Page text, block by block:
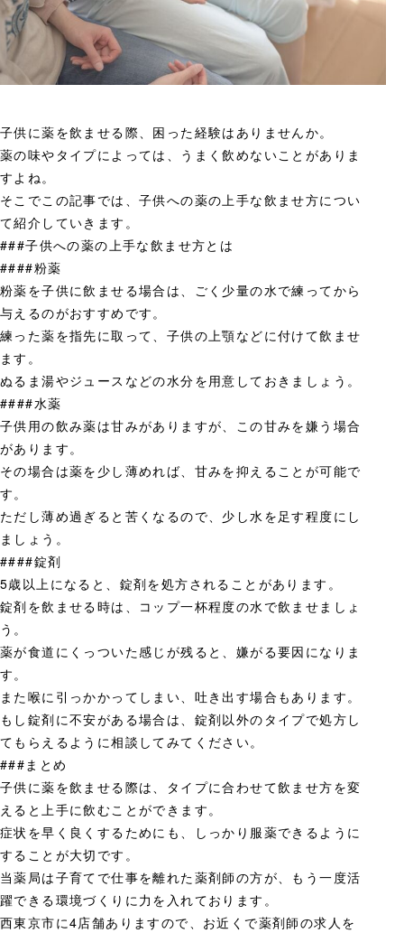
子供に薬を飲ませる際、困った経験はありませんか。
薬の味やタイプによっては、うまく飲めないことがありま
すよね。
そこでこの記事では、子供への薬の上手な飲ませ方につい
て紹介していきます。
###子供への薬の上手な飲ませ方とは
####粉薬
粉薬を子供に飲ませる場合は、ごく少量の水で練ってから
与えるのがおすすめです。
練った薬を指先に取って、子供の上顎などに付けて飲ませ
ます。
ぬるま湯やジュースなどの水分を用意しておきましょう。
####水薬
子供用の飲み薬は甘みがありますが、この甘みを嫌う場合
があります。
その場合は薬を少し薄めれば、甘みを抑えることが可能で
す。
ただし薄め過ぎると苦くなるので、少し水を足す程度にし
ましょう。
####錠剤
5歳以上になると、錠剤を処方されることがあります。
錠剤を飲ませる時は、コップ一杯程度の水で飲ませましょ
う。
薬が食道にくっついた感じが残ると、嫌がる要因になりま
す。
また喉に引っかかってしまい、吐き出す場合もあります。
もし錠剤に不安がある場合は、錠剤以外のタイプで処方し
てもらえるように相談してみてください。
###まとめ
子供に薬を飲ませる際は、タイプに合わせて飲ませ方を変
えると上手に飲むことができます。
症状を早く良くするためにも、しっかり服薬できるように
することが大切です。
当薬局は子育てで仕事を離れた薬剤師の方が、もう一度活
躍できる環境づくりに力を入れております。
西東京市に4店舗ありますので、お近くで薬剤師の求人を